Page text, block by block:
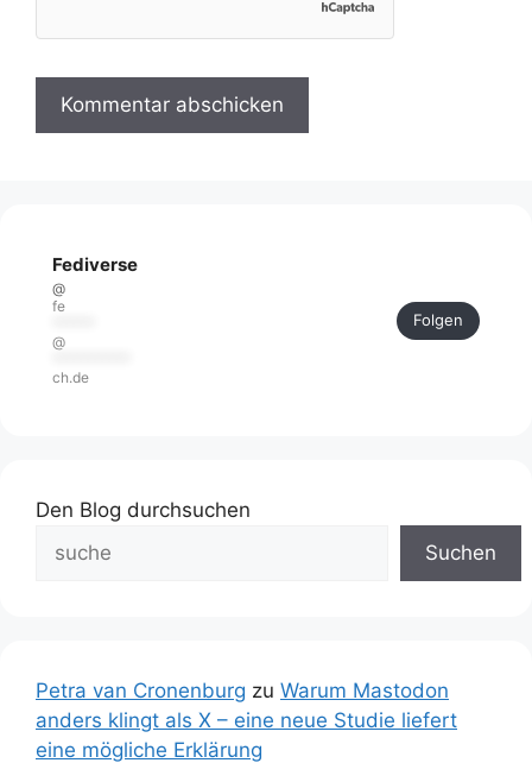
Fediverse
@
fe
@
ch.de
Folgen
Den Blog durchsuchen
Suchen
Petra van Cronenburg zu Warum Mastodon
anders klingt als X – eine neue Studie liefert
eine mögliche Erklärung